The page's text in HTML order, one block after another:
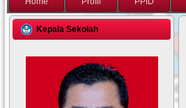
Kepala Sekolah